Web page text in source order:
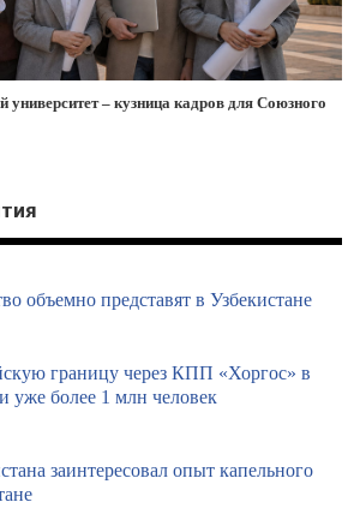
университет – кузница кадров для Союзного
объемно представят в Узбекистане
границу через КПП «Хоргос» в
уже более 1 млн человек
заинтересовал опыт капельного